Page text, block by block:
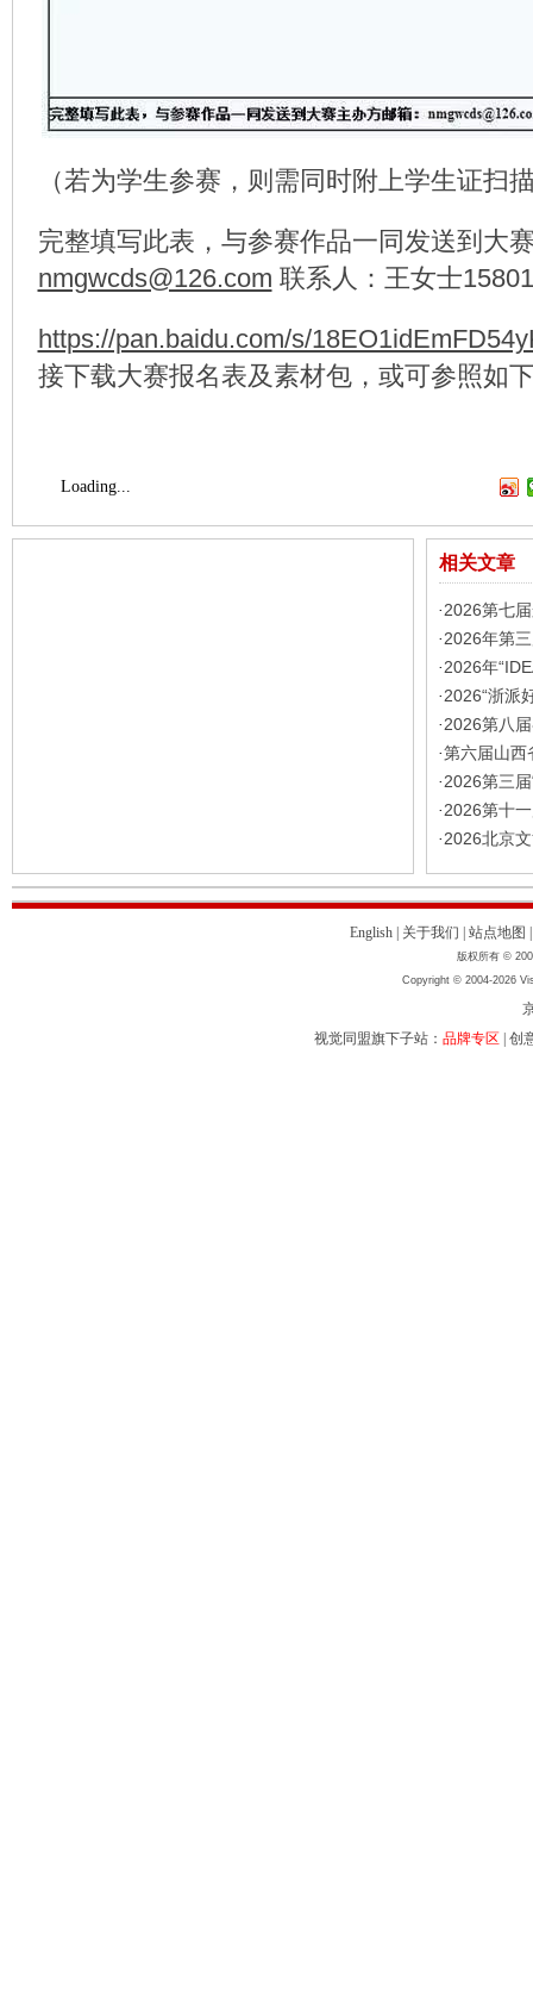
（若为学生参赛，则需同时附上学生证扫
完整填写此表，与参赛作品一同发送到大
nmgwcds@126.com 联系人：王女士
https://pan.baidu.com/s/
接下载大赛报名表及素材包，或可参照如
Loading...
相关文章
· 2026第七
· 2026年第
· 2026年
· 2026“浙派
· 2026第八
·第六届山
· 2026第三
· 2026第十
· 2026北京
English 关于我们 站点地图
版权所有 ©
Copyright © 2004-2026
视觉同盟旗下子站： 品牌专区 创